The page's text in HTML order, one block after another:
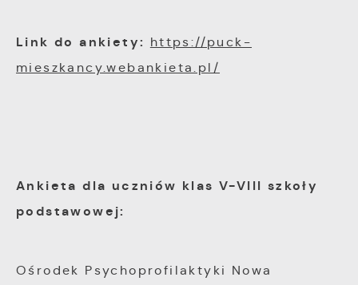
Link do ankiety: https://puck-
mieszkancy.webankieta.pl/
Ankieta dla uczniów klas V-VIII szkoły
podstawowej:
Ośrodek Psychoprofilaktyki Nowa